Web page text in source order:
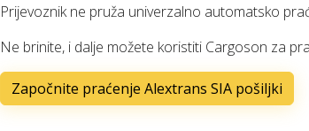
Prijevoznik ne pruža univerzalno automatsko
Ne brinite, i dalje možete koristiti Cargoson za
Započnite praćenje Alextrans SIA pošiljki